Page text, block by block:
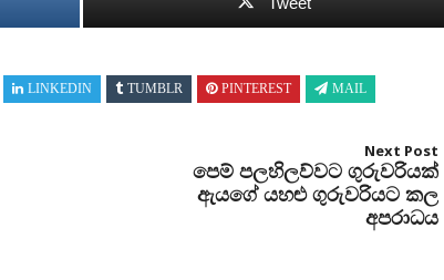
LINKEDIN TUMBLR PINTEREST MAIL
Next Post
පෙම් පලහිලව්වට ගුරුවරියක්
ඇයගේ යහළු ගුරුවරියට කල
අපරාධය